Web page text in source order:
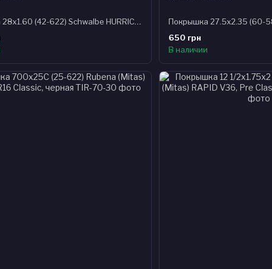
Покрышка 28x1.60 (42-622) Schwalbe HURRICANE Performance, RaceGuard B/B-SK+RT HS499 ADDIX 67EPI B
650 грн
В наличии